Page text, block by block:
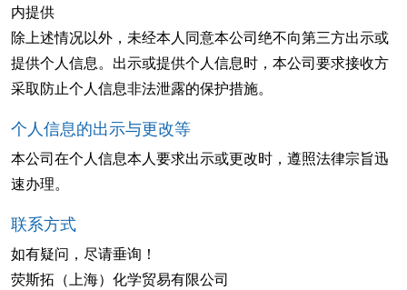
内提供
除上述情况以外，未经本人同意本公司绝不向第三方出示或
提供个人信息。出示或提供个人信息时，本公司要求接收方
采取防止个人信息非法泄露的保护措施。
个人信息的出示与更改等
本公司在个人信息本人要求出示或更改时，遵照法律宗旨迅
速办理。
联系方式
如有疑问，尽请垂询！
荧斯拓（上海）化学贸易有限公司